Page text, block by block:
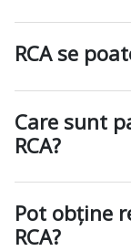
RCA se
Care sunt
RCA?
Pot obține
RCA?